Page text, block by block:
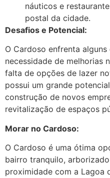
náuticos e
postal da cidade.
Desafios e Potencial:
O Cardoso enfrenta
necessidade de melhorias
falta de opções de lazer
possui um grande
construção de novos
revitalização de espaços
Morar no Cardoso:
O Cardoso é uma ótima
bairro tranquilo,
proximidade com a Lagoa